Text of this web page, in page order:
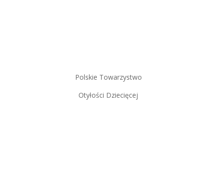
Polskie Towarzystwo
Otyłości Dziecięcej